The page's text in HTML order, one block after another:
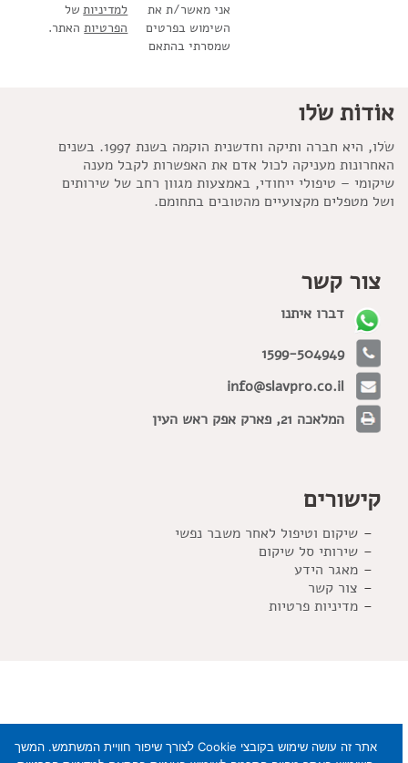
אני מאשר/ת את
השימוש בפרטים
שמסרתי בהתאם
למדיניות
הפרטיות
של
האתר.
אוֹדוֹת שׂלו
שׂלו, היא חברה ותיקה וחדשנית הוקמה בשנת 1997. בשנים
האחרונות מעניקה לכול אדם את האפשרות לקבל מענה
שיקומי – טיפולי ייחודי, באמצעות מגוון רחב של שירותים
ושל מטפלים מקצועיים מהטובים בתחומם.
צור קשר
דברו איתנו
1599-504949
info@slavpro.co.il
המלאכה 21, פארק אפק ראש העין
קישורים
שיקום וטיפול לאחר משבר נפשי
שירותי סל שיקום
מאגר הידע
צור קשר
מדיניות פרטיות
אתר זה עושה שימוש בקובצי Cookie לצורך שיפור חוויית המשתמש. המשך